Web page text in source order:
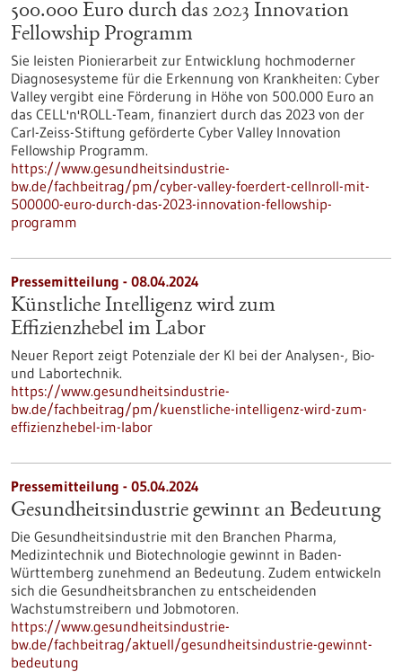
500.000 Euro durch das 2023 Innovation
Fellowship Programm
Sie leisten Pionierarbeit zur Entwicklung hochmoderner
Diagnosesysteme für die Erkennung von Krankheiten: Cyber
Valley vergibt eine Förderung in Höhe von 500.000 Euro an
das CELL'n'ROLL-Team, finanziert durch das 2023 von der
Carl-Zeiss-Stiftung geförderte Cyber Valley Innovation
Fellowship Programm.
https://www.gesundheitsindustrie-
bw.de/fachbeitrag/pm/cyber-valley-foerdert-cellnroll-mit-
500000-euro-durch-das-2023-innovation-fellowship-
programm
Pressemitteilung - 08.04.2024
Künstliche Intelligenz wird zum
Effizienzhebel im Labor
Neuer Report zeigt Potenziale der KI bei der Analysen-, Bio-
und Labortechnik.
https://www.gesundheitsindustrie-
bw.de/fachbeitrag/pm/kuenstliche-intelligenz-wird-zum-
effizienzhebel-im-labor
Pressemitteilung - 05.04.2024
Gesundheitsindustrie gewinnt an Bedeutung
Die Gesundheitsindustrie mit den Branchen Pharma,
Medizintechnik und Biotechnologie gewinnt in Baden-
Württemberg zunehmend an Bedeutung. Zudem entwickeln
sich die Gesundheitsbranchen zu entscheidenden
Wachstumstreibern und Jobmotoren.
https://www.gesundheitsindustrie-
bw.de/fachbeitrag/aktuell/gesundheitsindustrie-gewinnt-
bedeutung